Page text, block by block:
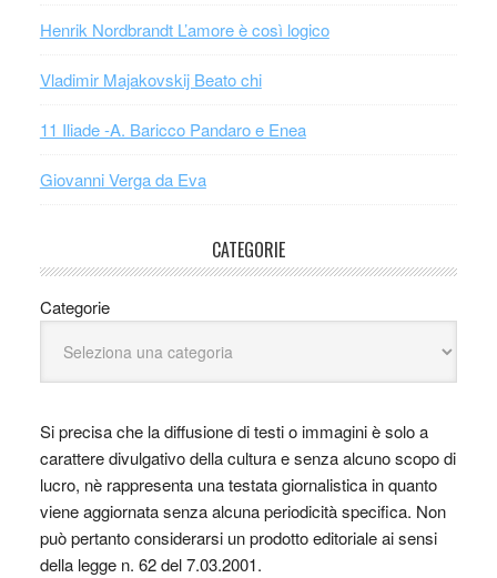
Henrik Nordbrandt L’amore è così logico
Vladimir Majakovskij Beato chi
11 Iliade -A. Baricco Pandaro e Enea
Giovanni Verga da Eva
CATEGORIE
Categorie
Si precisa che la diffusione di testi o immagini è solo a
carattere divulgativo della cultura e senza alcuno scopo di
lucro, nè rappresenta una testata giornalistica in quanto
viene aggiornata senza alcuna periodicità specifica. Non
può pertanto considerarsi un prodotto editoriale ai sensi
della legge n. 62 del 7.03.2001.